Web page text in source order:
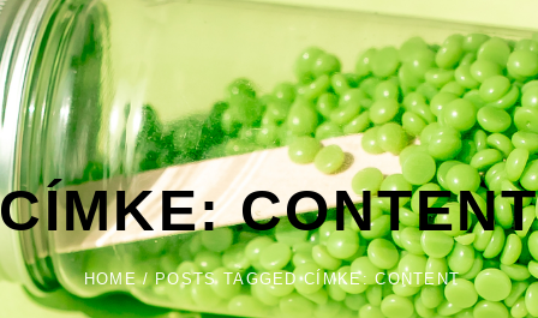
CÍMKE:CONTENT
HOME / POSTS TAGGEDCÍMKE:CONTENT